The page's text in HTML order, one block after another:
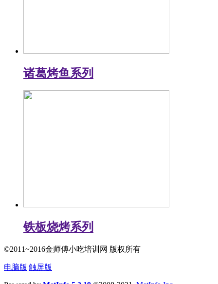
诸葛烤鱼系列
铁板烧烤系列
©2011~2016金师傅小吃培训网 版权所有
电脑版|触屏版